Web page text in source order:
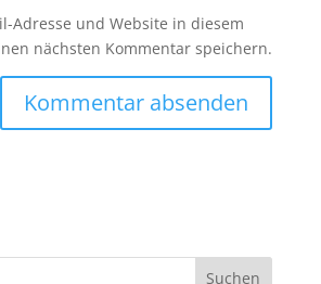
Adresse und Website in diesem
nächsten Kommentar speichern.